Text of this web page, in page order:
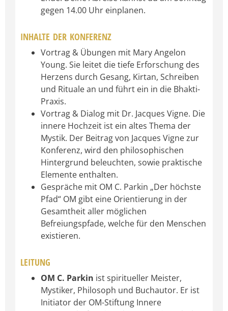
gegen 14.00 Uhr einplanen.
INHALTE DER KONFERENZ
Vortrag & Übungen mit Mary Angelon
Young. Sie leitet die tiefe Erforschung des
Herzens durch Gesang, Kirtan, Schreiben
und Rituale an und führt ein in die Bhakti-
Praxis.
Vortrag & Dialog mit Dr. Jacques Vigne. Die
innere Hochzeit ist ein altes Thema der
Mystik. Der Beitrag von Jacques Vigne zur
Konferenz, wird den philosophischen
Hintergrund beleuchten, sowie praktische
Elemente enthalten.
Gespräche mit OM C. Parkin „Der höchste
Pfad“ OM gibt eine Orientierung in der
Gesamtheit aller möglichen
Befreiungspfade, welche für den Menschen
existieren.
LEITUNG
OM C. Parkin ist spiritueller Meister,
Mystiker, Philosoph und Buchautor. Er ist
Initiator der OM-Stiftung Innere